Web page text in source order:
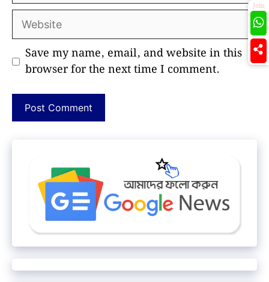
Website
Save my name, email, and website in this
browser for the next time I comment.
Join